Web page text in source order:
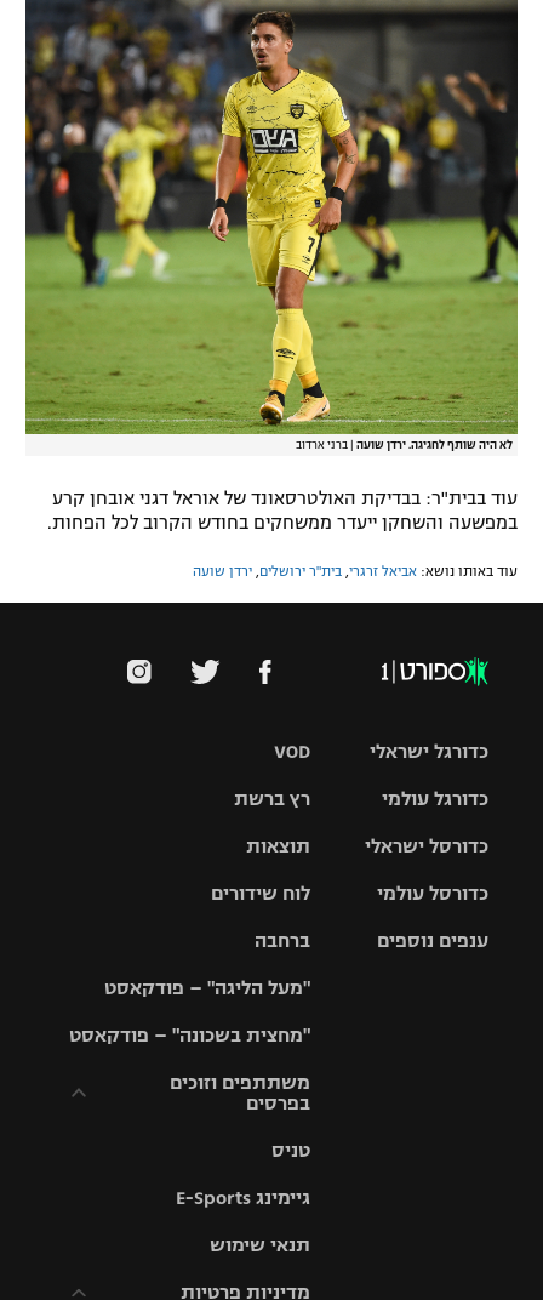
לא היה שותף לחגיגה. ירדן שועה ברני ארדוב
עוד בבית"ר: בבדיקת האולטרסאונד של אוראל דגני אובחן קרע
במפשעה והשחקן ייעדר ממשחקים בחודש הקרוב לכל הפחות.
עוד באותו נושא: אביאל זרגרי בית"ר ירושלים ירדן שועה
VOD
רץ ברשת
תוצאות
לוח שידורים
ברחבה
"מעל הליגה" – פודקאסט
"מחצית בשכונה" – פודקאסט
משתתפים וזוכים
בפרסים
וזוכים בפרסים
תקנון עבור פעילות
טניס
גיימינג E-Sports
תנאי שימוש
מדיניות פרטיות
כדורגל ישראלי
גביע הטוטו
כדורגל עולמי
האלופות
ליגה
כדורסל ישראלי
סל
כדורסל עולמי
ענפים נוספים